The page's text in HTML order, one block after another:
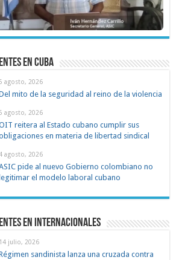
en cuba
agosto, 2026
mito de la seguridad al reino de la violencia
agosto, 2026
reitera al Estado cubano cumplir sus
en materia de libertad sindical
agosto, 2026
pide al nuevo Gobierno colombiano no
legitimar el modelo laboral cubano
en Internacionales
14 julio, 2026
sandinista lanza una cruzada contra